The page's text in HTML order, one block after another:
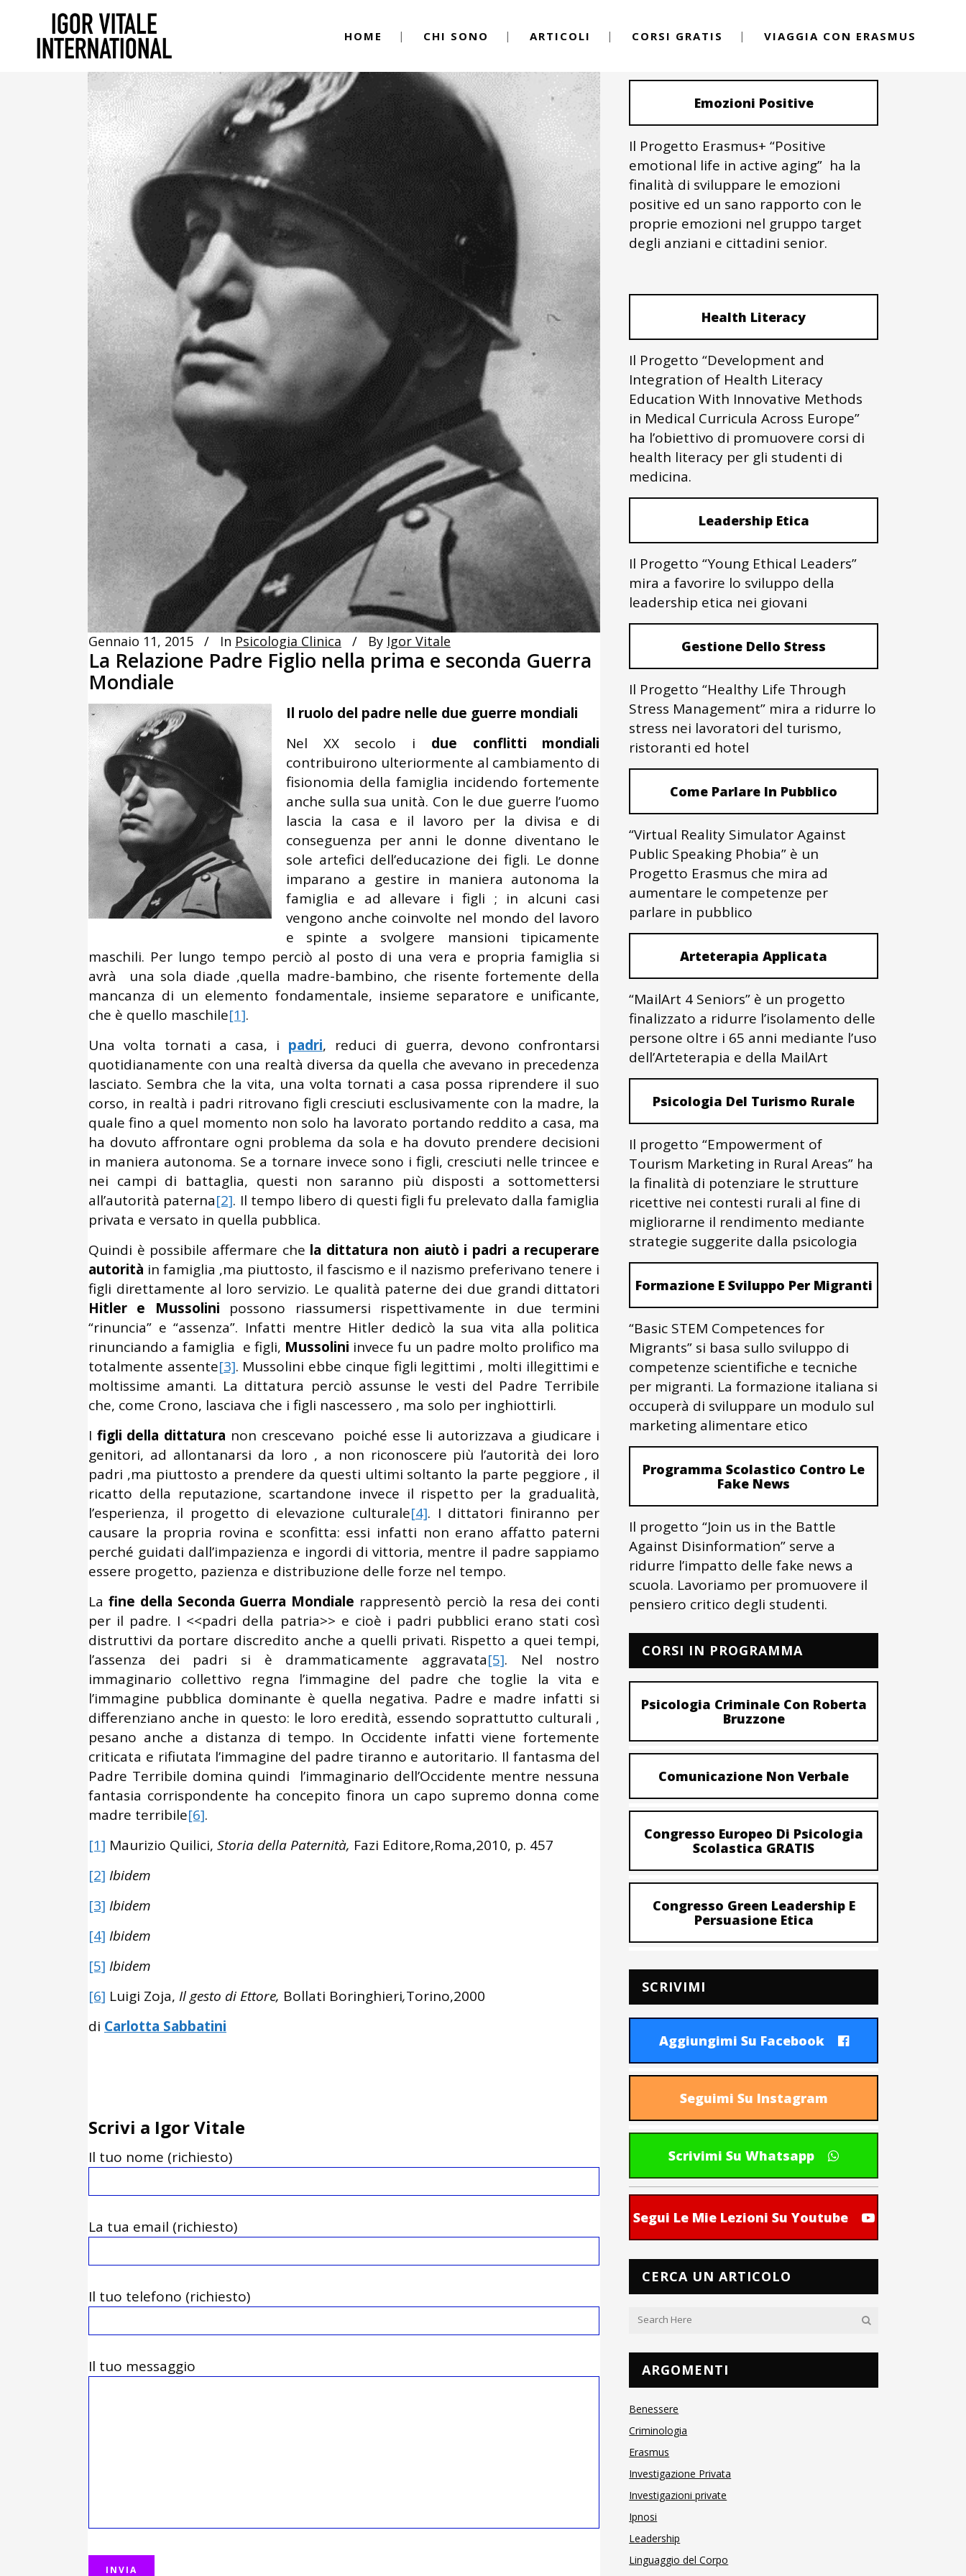
HOME CHI SONO ARTICOLI CORSI GRATIS VIAGGIA CON ERASMUS
Gennaio 11, 2015 In Psicologia Clinica By Igor Vitale
La Relazione Padre Figlio nella prima e seconda Guerra
Mondiale
Il ruolo del padre nelle due guerre mondiali
Nel XX secolo i due conflitti mondiali
contribuirono ulteriormente al cambiamento di
fisionomia della famiglia incidendo fortemente
anche sulla sua unità. Con le due guerre l’uomo
lascia la casa e il lavoro per la divisa e di
conseguenza per anni le donne diventano le
sole artefici dell’educazione dei figli. Le donne
imparano a gestire in maniera autonoma la
famiglia e ad allevare i figli ; in alcuni casi
vengono anche coinvolte nel mondo del lavoro
e spinte a svolgere mansioni tipicamente
maschili. Per lungo tempo perciò al posto di una vera e propria famiglia si
avrà una sola diade ,quella madre-bambino, che risente fortemente della
mancanza di un elemento fondamentale, insieme separatore e unificante,
che è quello maschile[1].
Una volta tornati a casa, i padri, reduci di guerra, devono confrontarsi
quotidianamente con una realtà diversa da quella che avevano in precedenza
lasciato. Sembra che la vita, una volta tornati a casa possa riprendere il suo
corso, in realtà i padri ritrovano figli cresciuti esclusivamente con la madre, la
quale fino a quel momento non solo ha lavorato portando reddito a casa, ma
ha dovuto affrontare ogni problema da sola e ha dovuto prendere decisioni
in maniera autonoma. Se a tornare invece sono i figli, cresciuti nelle trincee e
nei campi di battaglia, questi non saranno più disposti a sottomettersi
all’autorità paterna[2]. Il tempo libero di questi figli fu prelevato dalla famiglia
privata e versato in quella pubblica.
Quindi è possibile affermare che la dittatura non aiutò i padri a recuperare
autorità in famiglia ,ma piuttosto, il fascismo e il nazismo preferivano tenere i
figli direttamente al loro servizio. Le qualità paterne dei due grandi dittatori
Hitler e Mussolini possono riassumersi rispettivamente in due termini
“rinuncia” e “assenza”. Infatti mentre Hitler dedicò la sua vita alla politica
rinunciando a famiglia e figli, Mussolini invece fu un padre molto prolifico ma
totalmente assente[3]. Mussolini ebbe cinque figli legittimi , molti illegittimi e
moltissime amanti. La dittatura perciò assunse le vesti del Padre Terribile
che, come Crono, lasciava che i figli nascessero , ma solo per inghiottirli.
I figli della dittatura non crescevano poiché esse li autorizzava a giudicare i
genitori, ad allontanarsi da loro , a non riconoscere più l’autorità dei loro
padri ,ma piuttosto a prendere da questi ultimi soltanto la parte peggiore , il
ricatto della reputazione, scartandone invece il rispetto per la gradualità,
l’esperienza, il progetto di elevazione culturale[4]. I dittatori finiranno per
causare la propria rovina e sconfitta: essi infatti non erano affatto paterni
perché guidati dall’impazienza e ingordi di vittoria, mentre il padre sappiamo
essere progetto, pazienza e distribuzione delle forze nel tempo.
La fine della Seconda Guerra Mondiale rappresentò perciò la resa dei conti
per il padre. I <<padri della patria>> e cioè i padri pubblici erano stati così
distruttivi da portare discredito anche a quelli privati. Rispetto a quei tempi,
l’assenza dei padri si è drammaticamente aggravata[5]. Nel nostro
immaginario collettivo regna l’immagine del padre che toglie la vita e
l’immagine pubblica dominante è quella negativa. Padre e madre infatti si
differenziano anche in questo: le loro eredità, essendo soprattutto culturali ,
pesano anche a distanza di tempo. In Occidente infatti viene fortemente
criticata e rifiutata l’immagine del padre tiranno e autoritario. Il fantasma del
Padre Terribile domina quindi l’immaginario dell’Occidente mentre nessuna
fantasia corrispondente ha concepito finora un capo supremo donna come
madre terribile[6].
[1] Maurizio Quilici, Storia della Paternità, Fazi Editore,Roma,2010, p. 457
[2] Ibidem
[3] Ibidem
[4] Ibidem
[5] Ibidem
[6] Luigi Zoja, Il gesto di Ettore, Bollati Boringhieri,Torino,2000
di Carlotta Sabbatini
Scrivi a Igor Vitale
Il tuo nome (richiesto)
La tua email (richiesto)
Il tuo telefono (richiesto)
Il tuo messaggio
Emozioni Positive
Il Progetto Erasmus+ “Positive
emotional life in active aging” ha la
finalità di sviluppare le emozioni
positive ed un sano rapporto con le
proprie emozioni nel gruppo target
degli anziani e cittadini senior.
Health Literacy
Il Progetto “Development and
Integration of Health Literacy
Education With Innovative Methods
in Medical Curricula Across Europe”
ha l’obiettivo di promuovere corsi di
health literacy per gli studenti di
medicina.
Leadership Etica
Il Progetto “Young Ethical Leaders”
mira a favorire lo sviluppo della
leadership etica nei giovani
Gestione Dello Stress
Il Progetto “Healthy Life Through
Stress Management” mira a ridurre lo
stress nei lavoratori del turismo,
ristoranti ed hotel
Come Parlare In Pubblico
“Virtual Reality Simulator Against
Public Speaking Phobia” è un
Progetto Erasmus che mira ad
aumentare le competenze per
parlare in pubblico
Arteterapia Applicata
“MailArt 4 Seniors” è un progetto
finalizzato a ridurre l’isolamento delle
persone oltre i 65 anni mediante l’uso
dell’Arteterapia e della MailArt
Psicologia Del Turismo Rurale
Il progetto “Empowerment of
Tourism Marketing in Rural Areas” ha
la finalità di potenziare le strutture
ricettive nei contesti rurali al fine di
migliorarne il rendimento mediante
strategie suggerite dalla psicologia
Formazione E Sviluppo Per Migranti
“Basic STEM Competences for
Migrants” si basa sullo sviluppo di
competenze scientifiche e tecniche
per migranti. La formazione italiana si
occuperà di sviluppare un modulo sul
marketing alimentare etico
Programma Scolastico Contro Le
Fake News
Il progetto “Join us in the Battle
Against Disinformation” serve a
ridurre l’impatto delle fake news a
scuola. Lavoriamo per promuovere il
pensiero critico degli studenti.
CORSI IN PROGRAMMA
Psicologia Criminale Con Roberta
Bruzzone
Comunicazione Non Verbale
Congresso Europeo Di Psicologia
Scolastica GRATIS
Congresso Green Leadership E
Persuasione Etica
SCRIVIMI
Aggiungimi Su Facebook
Seguimi Su Instagram
Scrivimi Su Whatsapp
Segui Le Mie Lezioni Su Youtube
CERCA UN ARTICOLO
ARGOMENTI
Benessere
Criminologia
Erasmus
Investigazione Privata
Investigazioni private
Ipnosi
Leadership
Linguaggio del Corpo